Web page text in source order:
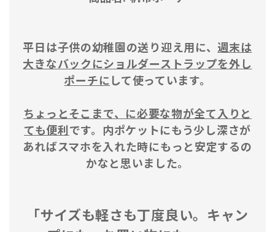
平日は子供の幼稚園の送り迎え用に、 週末は
大きなバックにショルダーストラップを外し
ポーチにして使っています。
ちょっとそこまで、に必要な物が全て入りと
ても便利です。内ポケットにもう少し深さが
あればスマホを入れた時にもっと安定するの
かなと思いました。
「サイズも軽さも丁度良い。キャン